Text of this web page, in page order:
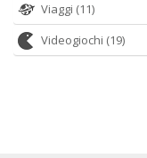
Viaggi (11)
Videogiochi (19)